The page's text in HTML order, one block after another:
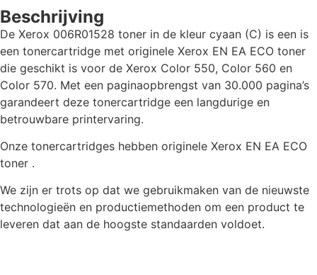
Beschrijving
De Xerox 006R01528 toner in de kleur cyaan (C) is een is
een tonercartridge met originele Xerox EN EA ECO toner
die geschikt is voor de Xerox Color 550, Color 560 en
Color 570. Met een paginaopbrengst van 30.000 pagina’s
garandeert deze tonercartridge een langdurige en
betrouwbare printervaring.
Onze tonercartridges hebben originele Xerox EN EA ECO
toner .
We zijn er trots op dat we gebruikmaken van de nieuwste
technologieën en productiemethoden om een product te
leveren dat aan de hoogste standaarden voldoet.